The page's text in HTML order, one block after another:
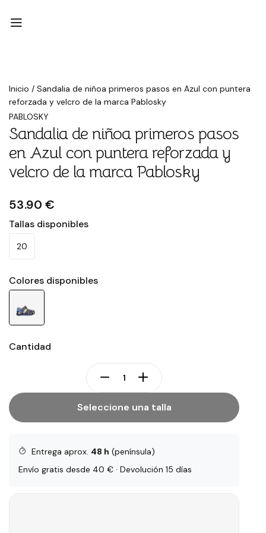
Inicio / Sandalia de niñoa primeros pasos en Azul con puntera
reforzada y velcro de la marca Pablosky
PABLOSKY
Sandalia de niñoa primeros pasos
en Azul con puntera reforzada y
velcro de la marca Pablosky
53.90 €
Tallas disponibles
20
Colores disponibles
Cantidad
Seleccione una talla
Entrega aprox. 48 h (península)
Envío gratis desde 40 € · Devolución 15 días